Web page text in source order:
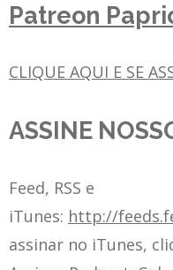
Patreon
CLIQUE AQUI E SE
ASSINE
Feed, RSS e
iTunes: http://
assinar no iTunes,